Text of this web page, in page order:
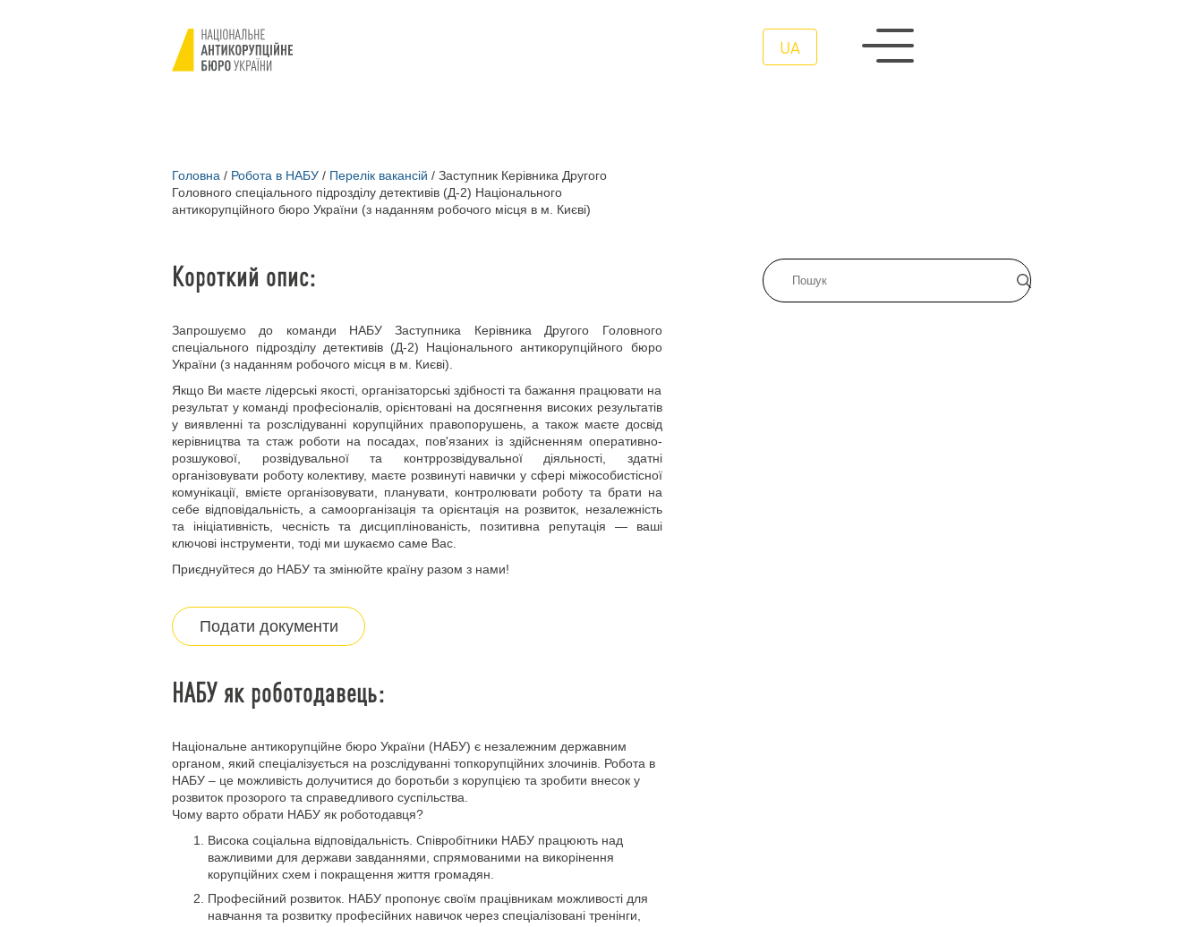
UA
Головна / Робота в НАБУ / Перелік вакансій / Заступник Керівника Другого
Головного спеціального підрозділу детективів (Д-2) Національного
антикорупційного бюро України (з наданням робочого місця в м. Києві)
Короткий опис:
Запрошуємо до команди НАБУ Заступника Керівника Другого Головного
спеціального підрозділу детективів (Д-2) Національного антикорупційного бюро
України (з наданням робочого місця в м. Києві).
Якщо Ви маєте лідерські якості, організаторські здібності та бажання працювати на
результат у команді професіоналів, орієнтовані на досягнення високих результатів
у виявленні та розслідуванні корупційних правопорушень, а також маєте досвід
керівництва та стаж роботи на посадах, пов'язаних із здійсненням оперативно-
розшукової, розвідувальної та контррозвідувальної діяльності, здатні
організовувати роботу колективу, маєте розвинуті навички у сфері міжособистісної
комунікації, вмієте організовувати, планувати, контролювати роботу та брати на
себе відповідальність, а самоорганізація та орієнтація на розвиток, незалежність
та ініціативність, чесність та дисциплінованість, позитивна репутація — ваші
ключові інструменти, тоді ми шукаємо саме Вас.
Приєднуйтеся до НАБУ та змінюйте країну разом з нами!
Подати документи
НАБУ як роботодавець:
Національне антикорупційне бюро України (НАБУ) є незалежним державним
органом, який спеціалізується на розслідуванні топкорупційних злочинів. Робота в
НАБУ – це можливість долучитися до боротьби з корупцією та зробити внесок у
розвиток прозорого та справедливого суспільства.
Чому варто обрати НАБУ як роботодавця?
Висока соціальна відповідальність. Співробітники НАБУ працюють над
важливими для держави завданнями, спрямованими на викорінення
корупційних схем і покращення життя громадян.
Професійний розвиток. НАБУ пропонує своїм працівникам можливості для
навчання та розвитку професійних навичок через спеціалізовані тренінги,